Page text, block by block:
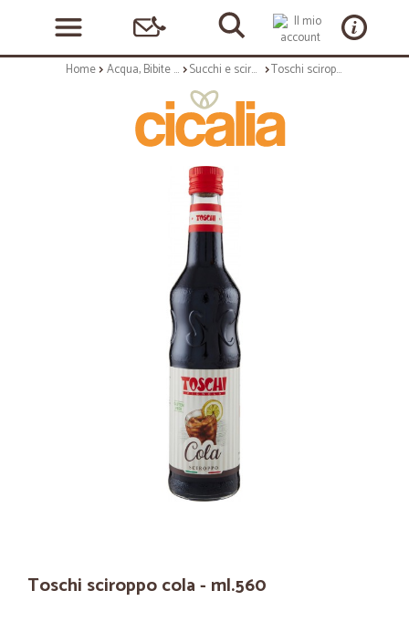
Home Acqua, Bibite e Alcolici Succhi e sciroppi Toschi sciroppo cola - ml.560
Toschi sciroppo cola - ml.560